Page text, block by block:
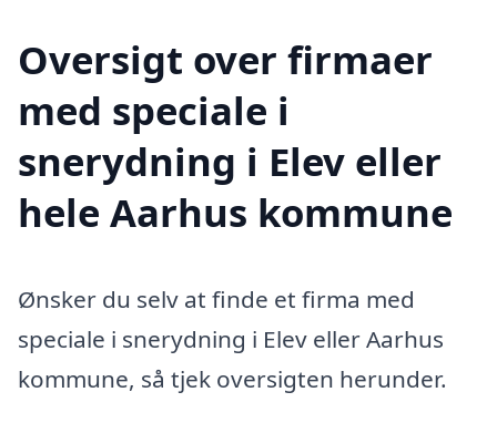
Oversigt over firmaer
med speciale i
snerydning i Elev eller
hele Aarhus kommune
Ønsker du selv at finde et firma med
speciale i snerydning i Elev eller Aarhus
kommune, så tjek oversigten herunder.